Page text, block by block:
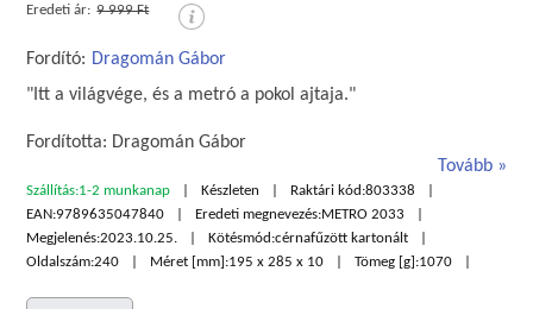
Eredeti ár: 9 999 Ft
Fordító: Dragomán Gábor
"Itt a világvége, és a metró a pokol ajtaja."
Fordította: Dragomán Gábor
Tovább
Szállítás:1-2 munkanap Készleten Raktári kód:803338
EAN:9789635047840 Eredeti megnevezés:METRO 2033
Megjelenés:2023.10.25. Kötésmód:cérnafűzött kartonált
Oldalszám:240 Méret [mm]:195 x 285 x 10 Tömeg [g]:1070